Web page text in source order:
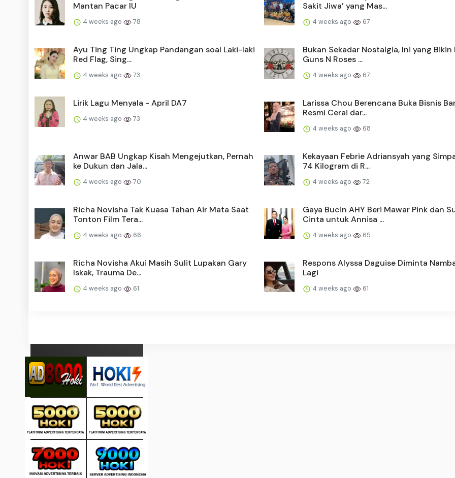
Mantan Pacar IU
4 weeks ago 78
Sakit Jiwa’ yang Mas...
4 weeks ago 67
Ayu Ting Ting Ungkap Pandangan soal Laki-laki
Red Flag, Sing...
4 weeks ago 73
Bukan Sekadar Nostalgia, Ini yang Bikin
Guns N Roses ...
4 weeks ago 67
Lirik Lagu Menyala - April DA7
4 weeks ago 73
Larissa Chou Berencana Buka Bisnis
Resmi Cerai dar...
4 weeks ago 68
Anwar BAB Ungkap Kisah Mengejutkan, Pernah
ke Dukun dan Jala...
4 weeks ago 70
Kekayaan Febrie Adriansyah yang
74 Kilogram di R...
4 weeks ago 72
Richa Novisha Tak Kuasa Tahan Air Mata Saat
Tonton Film Tera...
4 weeks ago 66
Gaya Bucin AHY Beri Mawar Pink dan
Cinta untuk Annisa ...
4 weeks ago 65
Richa Novisha Akui Masih Sulit Lupakan Gary
Iskak, Trauma De...
4 weeks ago 61
Respons Alyssa Daguise Diminta
Lagi
4 weeks ago 61